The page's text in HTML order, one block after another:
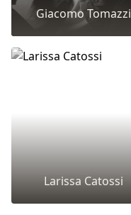
Giacomo Tomazzi
Larissa Catossi